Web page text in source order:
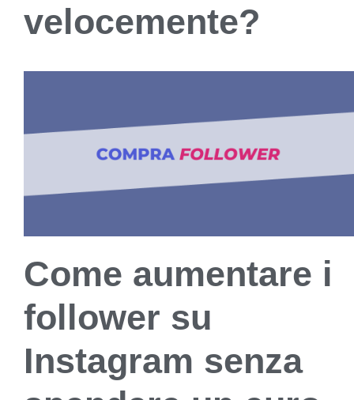
velocemente?
Come aumentare i
follower su
Instagram senza